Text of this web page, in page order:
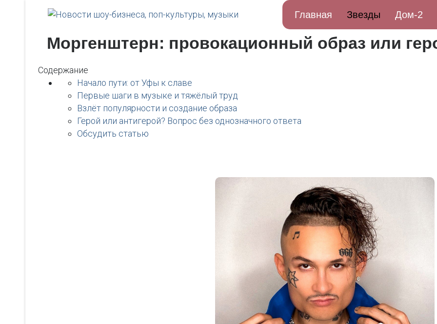
Главная Звезды Дом-2
Моргенштерн: провокационный образ или
Содержание
Начало пути: от Уфы к славе
Первые шаги в музыке и тяжёлый труд
Взлёт популярности и создание образа
Герой или антигерой? Вопрос без однозначного ответа
Обсудить статью